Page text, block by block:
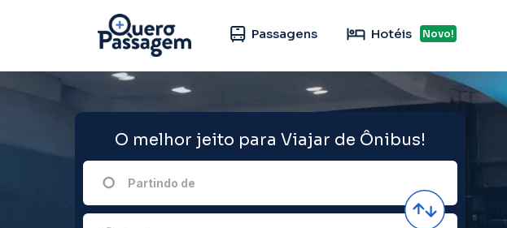
Passagens Hotéis Novo!
O melhor jeito para Viajar de Ônibus!
Partindo de